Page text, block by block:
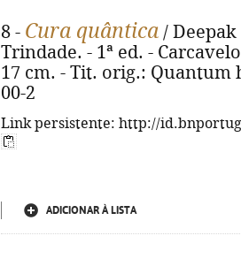
8 - Cura quântica /
Trindade. - 1ª ed. -
17 cm. - Tit. orig.: Quantum
00-2
Link persistente: http://
ADICIONAR À LISTA